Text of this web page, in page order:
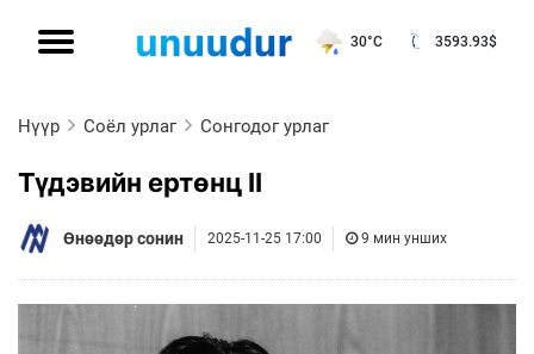
30°C 3593.93$
Нүүр Соёл урлаг Сонгодог урлаг
Түдэвийн ертөнц II
Өнөөдөр сонин 2025-11-25 17:00 9 мин унших